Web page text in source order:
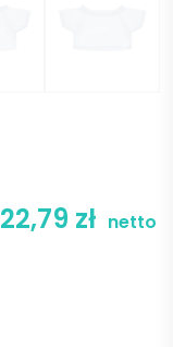
22,79 zł netto